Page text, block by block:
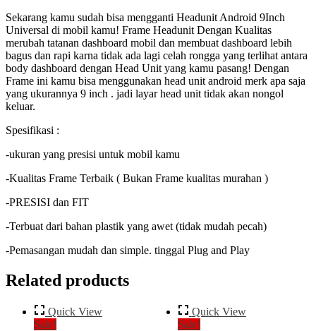
Sekarang kamu sudah bisa mengganti Headunit Android 9Inch
Universal di mobil kamu! Frame Headunit Dengan Kualitas
merubah tatanan dashboard mobil dan membuat dashboard lebih
bagus dan rapi karna tidak ada lagi celah rongga yang terlihat antara
body dashboard dengan Head Unit yang kamu pasang! Dengan
Frame ini kamu bisa menggunakan head unit android merk apa saja
yang ukurannya 9 inch . jadi layar head unit tidak akan nongol
keluar.
Spesifikasi :
-ukuran yang presisi untuk mobil kamu
-Kualitas Frame Terbaik ( Bukan Frame kualitas murahan )
-PRESISI dan FIT
-Terbuat dari bahan plastik yang awet (tidak mudah pecah)
-Pemasangan mudah dan simple. tinggal Plug and Play
Related products
Quick View
Sale!
Quick View
Sale!